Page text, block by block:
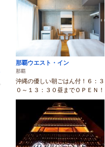
那覇ウエスト・イン
那覇
沖縄の優しい朝ごはん付！６：３
０～１３：３０昼までＯＰＥＮ！